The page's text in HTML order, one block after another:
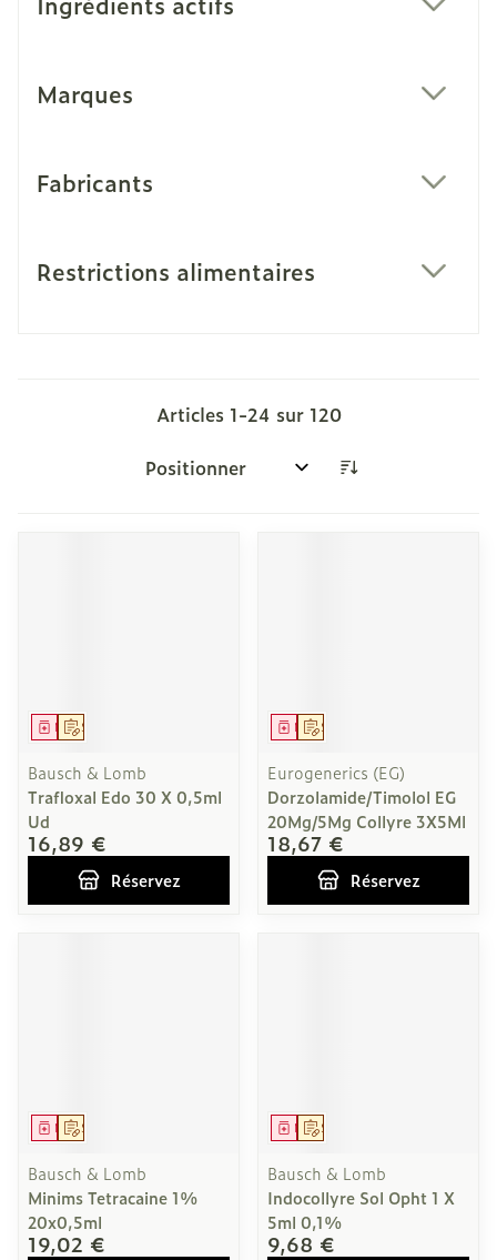
Marques
Fabricants
Restrictions alimentaires
Articles 1-24 sur 120
Trier par:
Sur prescription
Médicament
Bausch & Lomb
Trafloxal Edo 30 X 0,5ml
Ud
16,89 €
Réservez
Sur prescription
Médicament
Eurogenerics (EG)
Dorzolamide/Timolol EG
20Mg/5Mg Collyre 3X5Ml
18,67 €
Réservez
Sur prescription
Médicament
Bausch & Lomb
Minims Tetracaine 1%
20x0,5ml
19,02 €
Sur prescription
Médicament
Bausch & Lomb
Indocollyre Sol Opht 1 X
5ml 0,1%
9,68 €